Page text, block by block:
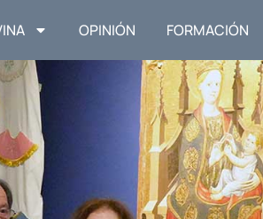
OPINIÓN FORMACIÓN